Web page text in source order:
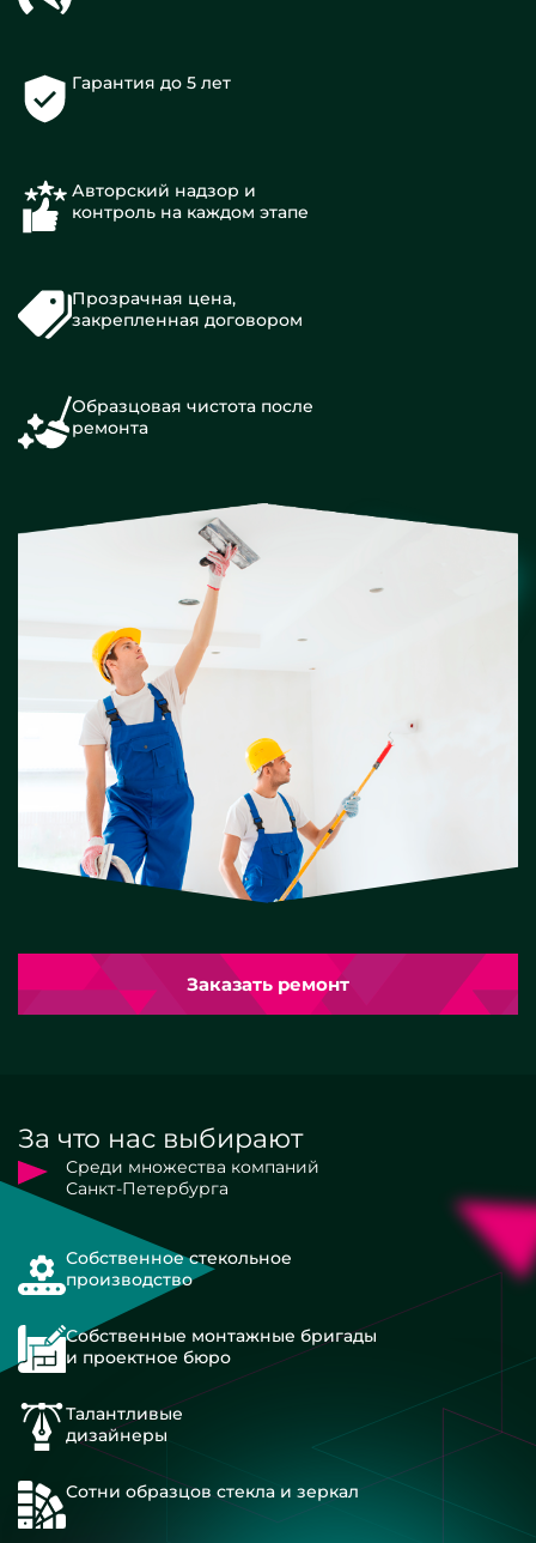
Гарантия до 5 лет
Авторский надзор и
контроль на каждом этапе
Прозрачная цена,
закрепленная договором
Образцовая чистота после
ремонта
Заказать ремонт
За что нас выбирают
Среди множества компаний
Санкт-Петербурга
Собственное стекольное
производство
Собственные монтажные бригады
и проектное бюро
Талантливые
дизайнеры
Сотни образцов стекла и зеркал